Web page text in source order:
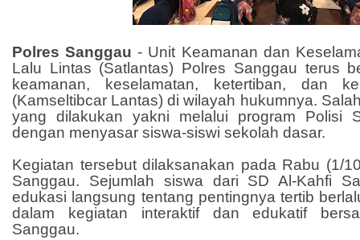
Polres Sanggau- Unit Keamanan dan
Lalu Lintas (Satlantas) Polres Sanggau terus
keamanan, keselamatan, ketertiban, dan
(Kamseltibcar Lantas) di wilayah hukumnya.
yang dilakukan yakni melalui program Polisi
dengan menyasar siswa-siswi sekolah dasar.
Kegiatan tersebut dilaksanakan pada Rabu (1/
Sanggau. Sejumlah siswa dari SD Al-Kahfi
edukasi langsung tentang pentingnya tertib
dalam kegiatan interaktif dan edukatif
Sanggau.